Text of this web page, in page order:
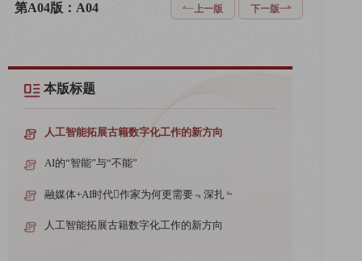
第A04版：A04 上一版 下一版
本版标题
人工智能拓展古籍数字化工作的新方向
AI的“智能”与“不能”
融媒体+AI时代作家为何更需要﹃深扎﹄
人工智能拓展古籍数字化工作的新方向